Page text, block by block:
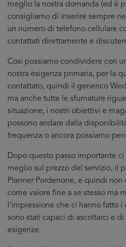
meglio la nostra domanda (ed è
consigliamo di inserire sempre
un numero di telefono cellulare
contattati direttamente e
Cosi possiamo condividere con
nostra esigenza primaria, per la
contattato, quindi il generico
ma anche tutte le sfumature
situazione, i nostri obiettivi e
possono andare dalla
frequenza o ancora possiamo
Dopo questo passo importante
meglio sul prezzo del servizio, il
Planner Pordenone, e quindi
come valore fine a se stesso ma
l’impressione che ci hanno fatto
sono stati capaci di ascoltarci e
esigenze.